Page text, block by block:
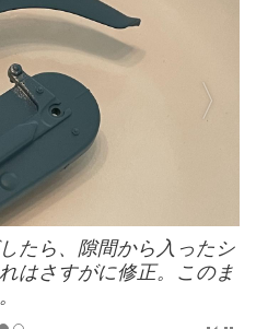
たら、隙間から入ったシ
はさすがに修正。このま